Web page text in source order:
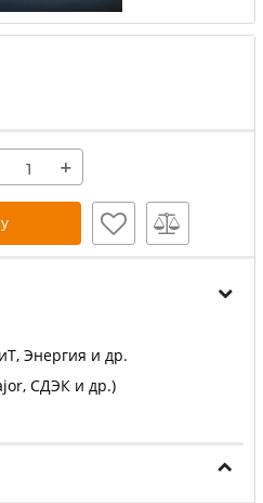
+
Энергия и др.
СДЭК и др.)